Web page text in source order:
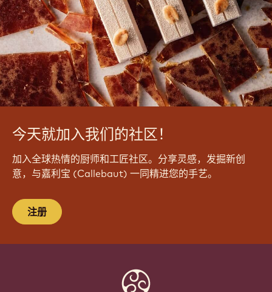
今天就加入我们的社区！
加入全球热情的厨师和工匠社区。分享灵感，发掘新创
意，与嘉利宝 (Callebaut) 一同精进您的手艺。
注册